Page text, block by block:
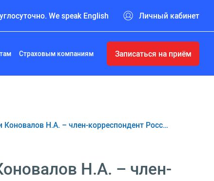
We speak English Личный кабинет
Страховым компаниям Записаться на приём
Н.А. – член-корреспондент Росс…
Н.А. – член-